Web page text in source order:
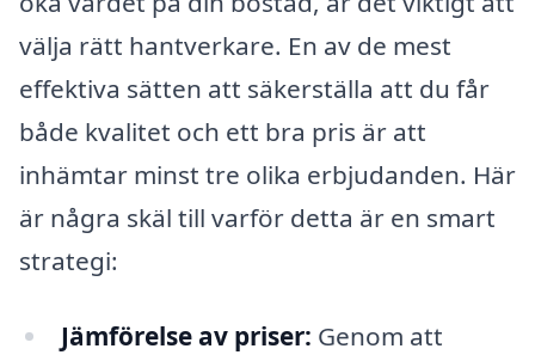
välja rätt hantverkare. En av de mest
effektiva sätten att säkerställa att du får
både kvalitet och ett bra pris är att
inhämtar minst tre olika erbjudanden. Här
är några skäl till varför detta är en smart
strategi:
Jämförelse av priser: Genom att